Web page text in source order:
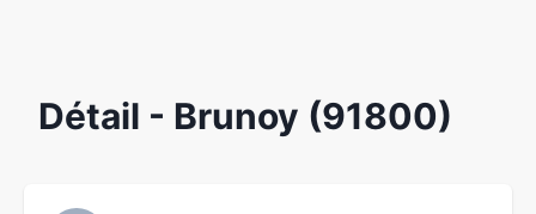
Détail - Brunoy (91800)